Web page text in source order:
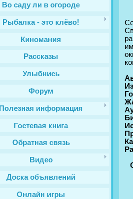
Во саду ли в огороде
Рыбалка - это клёво!
Киномания
Рассказы
Улыбнись
Форум
Полезная информация
Гостевая книга
Обратная связь
Видео
Доска объявлений
Онлайн игры